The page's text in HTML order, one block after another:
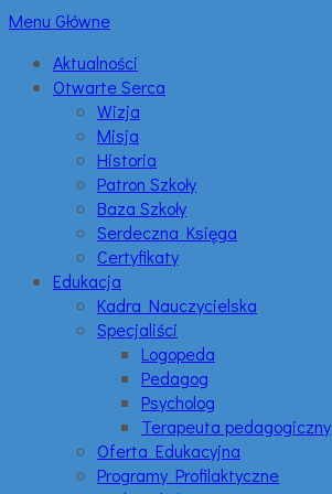
Menu Główne
Aktualności
Otwarte Serca
Wizja
Misja
Historia
Patron Szkoły
Baza Szkoły
Serdeczna Księga
Certyfikaty
Edukacja
Kadra Nauczycielska
Specjaliści
Logopeda
Pedagog
Psycholog
Terapeuta pedagogiczny
Oferta Edukacyjna
Programy Profilaktyczne